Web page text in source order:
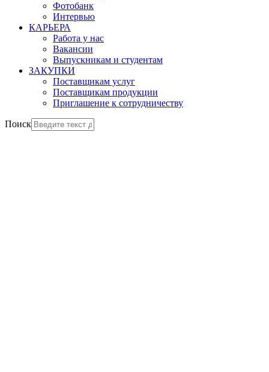
Фотобанк
Интервью
КАРЬЕРА
Работа у нас
Вакансии
Выпускникам и студентам
ЗАКУПКИ
Поставщикам услуг
Поставщикам продукции
Приглашение к сотрудничеству
Поиск